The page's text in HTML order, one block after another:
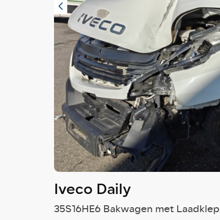
Iveco Daily
35S16HE6 Bakwagen met Laadklep